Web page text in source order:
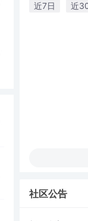
近7日 近
社区公告